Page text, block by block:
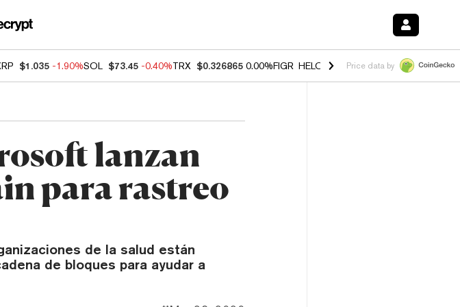
$1.035 -1.90%SOL $73.45 -0.40%TRX $0.326865 0.00%FIGR_HELOC $1.035 1.50% HYPE $56.65
Price data by
lanzan
para rastreo
de la salud están
de bloques para ayudar a